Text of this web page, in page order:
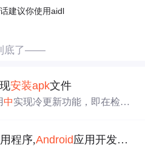
建议你使用aidl
了——
安装apk文件
中实现冷更新功能，即在检测
代码来实现这个功能。详
程序,Android应用开发提高系列——